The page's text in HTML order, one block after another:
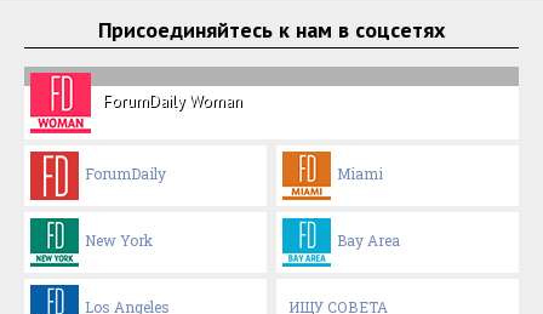
Присоединяйтесь к нам в соцсетях
ForumDaily Woman
ForumDaily Miami
New York Bay Area
Los Angeles ИЩУ СОВЕТА